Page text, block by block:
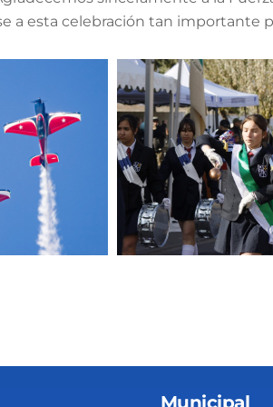
a esta celebración tan importante
Municipal